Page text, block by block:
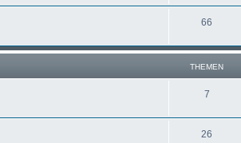
66
THEMEN
7
26